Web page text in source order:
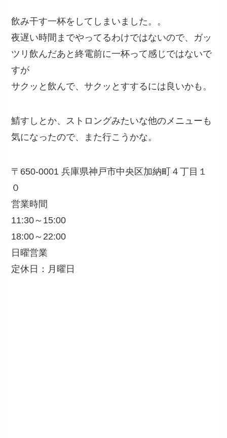
飲み干す一杯をしてしまいました。。
夜遅い時間までやってるわけではないので、ガッ
ツリ飲んだあと終電前に一杯って感じではないで
すが
サクッと飲んで、サクッとすするには良いかも。
鯖すしとか、ストロングみたいな他のメニューも
気になったので、また行こうかな。
〒650-0001 兵庫県神戸市中央区加納町４丁目１
０
営業時間
11:30～15:00
18:00～22:00
日曜営業
定休日：月曜日